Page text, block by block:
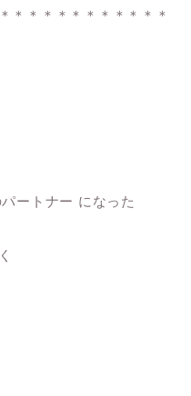
＊＊＊＊＊＊＊＊＊＊＊
ートナー になった